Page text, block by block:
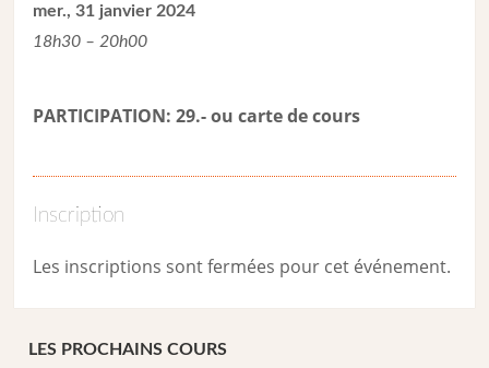
mer., 31 janvier 2024
18h30 – 20h00
PARTICIPATION: 29.- ou carte de cours
Inscription
Les inscriptions sont fermées pour cet événement.
LES PROCHAINS COURS